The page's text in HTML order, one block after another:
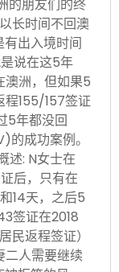
的朋友们的终
长时间不回澳
有出入境时间
说在这5年
澳洲，但如果5
程155/157签证
5年都没回
的成功案例。
述: N女士在
后，只有在
14天，之后5
签证在2018
民返程签证）
人需要继续